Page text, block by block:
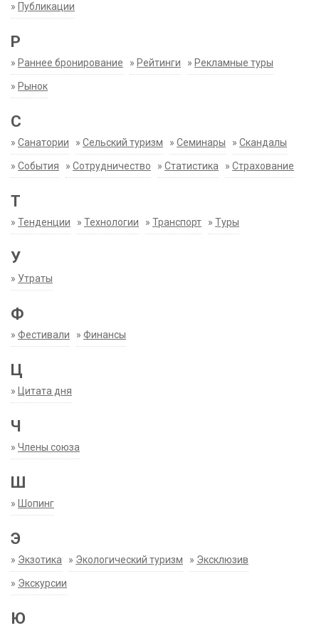
» Публикации
Р
» Раннее бронирование » Рейтинги » Рекламные туры
» Рынок
С
» Санатории » Сельский туризм » Семинары » Скандалы
» События » Сотрудничество » Статистика » Страхование
Т
» Тенденции » Технологии » Транспорт » Туры
У
» Утраты
Ф
» Фестивали » Финансы
Ц
» Цитата дня
Ч
» Члены союза
Ш
» Шопинг
Э
» Экзотика » Экологический туризм » Эксклюзив
» Экскурсии
Ю